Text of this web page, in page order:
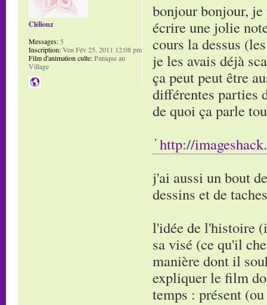
bonjour bonjour, je
écrire une jolie
cours la dessus
je les avais déjà
ça peut peut être
différentes parties
de quoi ça parle
http://
j'ai aussi un bout
dessins et de
l'idée de l'histoire
sa visé (ce qu'il
manière dont il
expliquer le film
temps : présent
Clélionz
Messages: 5
Inscription:Ven Fév 25, 2011 12:08 pm
Film d'animation culte:Panique au
Village